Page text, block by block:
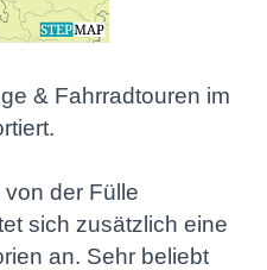
& Fahrradtouren im
der Fülle
sich zusätzlich eine
an. Sehr beliebt